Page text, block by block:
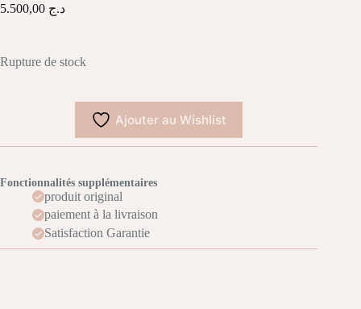
د.ج
Rupture de stock
Ajouter au Wishlist
Fonctionnalités supplémentaires
produit original
paiement à la livraison
Satisfaction Garantie